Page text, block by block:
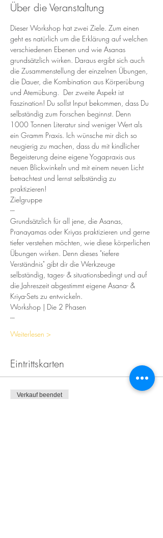
Über die Veranstaltung
Dieser Workshop hat zwei Ziele. Zum einen
geht es natürlich um die Erklärung auf welchen
verschiedenen Ebenen und wie Asanas
grundsätzlich wirken. Daraus ergibt sich auch
die Zusammenstellung der einzelnen Übungen,
die Dauer, die Kombination aus Körperübung
und Atemübung.  Der zweite Aspekt ist
Faszination! Du sollst Input bekommen, dass Du
selbständig zum Forschen beginnst. Denn
1000 Tonnen Literatur sind weniger Wert als
ein Gramm Praxis. Ich wünsche mir dich so
neugierig zu machen, dass du mit kindlicher
Begeisterung deine eigene Yogapraxis aus
neuen Blickwinkeln und mit einem neuen Licht
betrachtest und lernst selbständig zu
praktizieren!
Zielgruppe
---
Grundsätzlich für all jene, die Asanas,
Pranayamas oder Kriyas praktizieren und gerne
tiefer verstehen möchten, wie diese körperlichen
Übungen wirken. Denn dieses "tiefere
Verständnis" gibt dir die Werkzeuge
selbständig, tages- & situationsbedingt und auf
die Jahreszeit abgestimmt eigene Asana- &
Kriya-Sets zu entwickeln.
Workshop | Die 2 Phasen
---
Weiterlesen >
Eintrittskarten
Verkauf beendet